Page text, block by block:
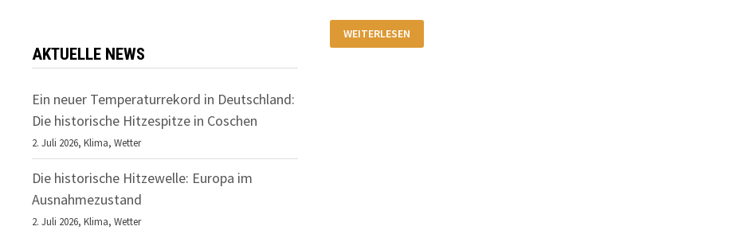
50
JAHRE
ESA
WEITERLESEN
AKTUELLE NEWS
Ein neuer Temperaturrekord in Deutschland:
Die historische Hitzespitze in Coschen
2. Juli 2026,Klima,Wetter
Die historische Hitzewelle: Europa im
Ausnahmezustand
2. Juli 2026,Klima,Wetter